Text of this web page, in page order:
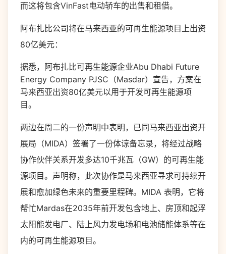
而这将包含VinFast电动轿车的出售和租借。
阿布扎比公司将在马来西亚的可再生能源项目上出资
80亿美元：
据悉，阿布扎比可再生能源企业Abu Dhabi Future
Energy Company PJSC（Masdar）宣告，方案在
马来西亚出资80亿美元以用于开发可再生能源项
目。
两边在周二的一份声明中表明，已同马来西亚出资开
展局（MIDA）签署了一份体谅备忘录，将经过战略
协作伙伴关系开发多达10千兆瓦（GW）的可再生能
源项目。声明称，此次协作是马来西亚寻求可持续开
展和愈加绿色未来的重要里程碑。MIDA 表明，它将
帮忙Mardas在2035年前开发包含地上、房顶和起浮
太阳能发电厂、陆上风力发电场和电池储能体系等在
内的可再生能源项目。